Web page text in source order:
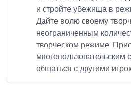
и стройте убежища в
Дайте волю своему
неограниченным
творческом режиме.
многопользовательским
общаться с другими